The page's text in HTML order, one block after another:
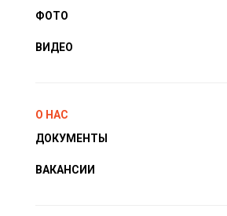
ФОТО
ВИДЕО
О НАС
ДОКУМЕНТЫ
ВАКАНСИИ